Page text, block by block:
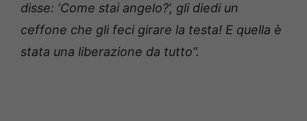
disse: ‘Come stai angelo?’, gli diedi un
ceffone che gli feci girare la testa! E quella è
stata una liberazione da tutto”.